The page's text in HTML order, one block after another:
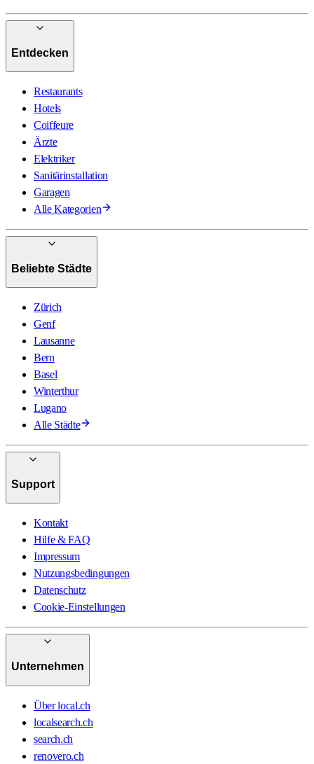
Entdecken
Restaurants
Hotels
Coiffeure
Ärzte
Elektriker
Sanitärinstallation
Garagen
Alle Kategorien
Beliebte Städte
Zürich
Genf
Lausanne
Bern
Basel
Winterthur
Lugano
Alle Städte
Support
Kontakt
Hilfe & FAQ
Impressum
Nutzungsbedingungen
Datenschutz
Cookie-Einstellungen
Unternehmen
Über local.ch
localsearch.ch
search.ch
renovero.ch